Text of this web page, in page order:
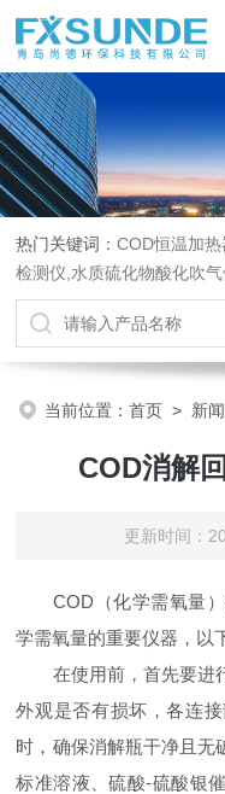
热门关键词：COD恒温加
检测仪,水质硫化物酸化吹
液液萃取器,COD消解回流
当前位置：首页 > 新
COD消解
更新时间：
COD（化学需氧量）
学需氧量的重要仪器，以
在使用前，首先要进行
外观是否有损坏，各连
时，确保消解瓶干净且无
标准溶液、硫酸-硫酸银